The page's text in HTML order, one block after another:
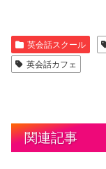
英会話スクール
英会話カフェ
関連記事